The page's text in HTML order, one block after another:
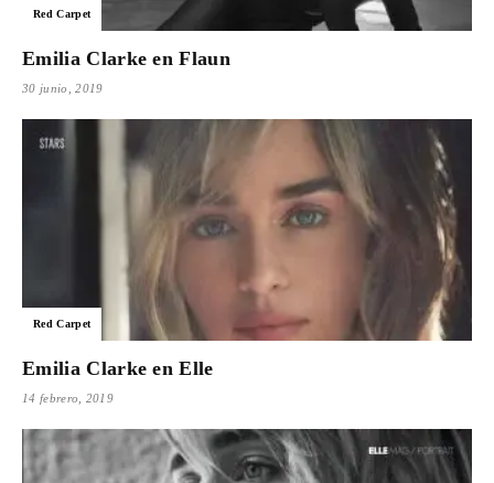
Red Carpet
Emilia Clarke en Flaun
30 junio, 2019
Red Carpet
Emilia Clarke en Elle
14 febrero, 2019